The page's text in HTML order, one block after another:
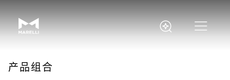
产品组合